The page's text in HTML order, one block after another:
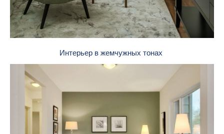
Интерьер в жемчужных тонах